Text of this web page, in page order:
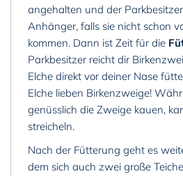
angehalten und der
Anhänger, falls sie nicht schon
kommen. Dann ist Zeit für die
Parkbesitzer reicht dir
Elche direkt vor deiner Nase
Elche lieben Birkenzweige!
genüsslich die Zweige kauen,
streicheln.
Nach der Fütterung geht es
dem sich auch zwei große